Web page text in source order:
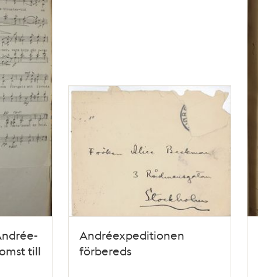
till
Andréexpeditionen
förbereds